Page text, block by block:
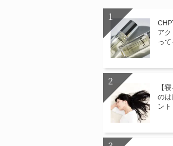
ア
っ
【
のは
ン